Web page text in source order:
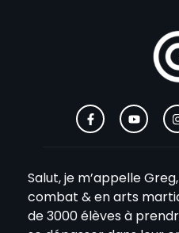
Salut, je m’appelle
combat & en arts
de 3000 élèves à